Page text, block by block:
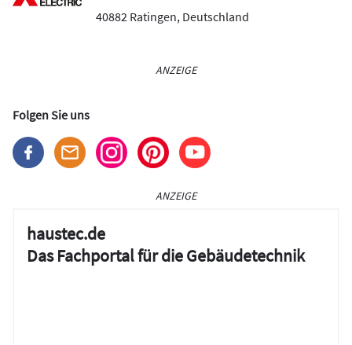
40882 Ratingen, Deutschland
ANZEIGE
Folgen Sie uns
ANZEIGE
haustec.de
Das Fachportal für die Gebäudetechnik